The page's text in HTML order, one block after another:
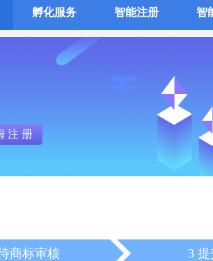
孵化服务 智能注册 智
注册
商标审核 3